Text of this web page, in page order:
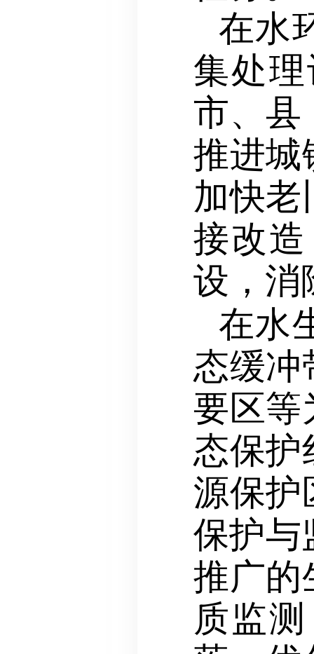
在水
集处
市、县
推进城
加快老
接改
设，消
在水
态缓冲
要区等
态保护
源保护
保护与
推广的
质监